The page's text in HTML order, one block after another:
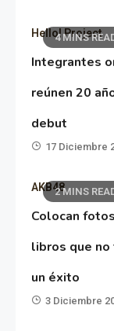
4 MINS
Hello! Project
Integrantes
reúnen 20
debut
17 Diciembre
2 MINS
AKB48
Colocan
libros que no
un éxito
3 Diciembre